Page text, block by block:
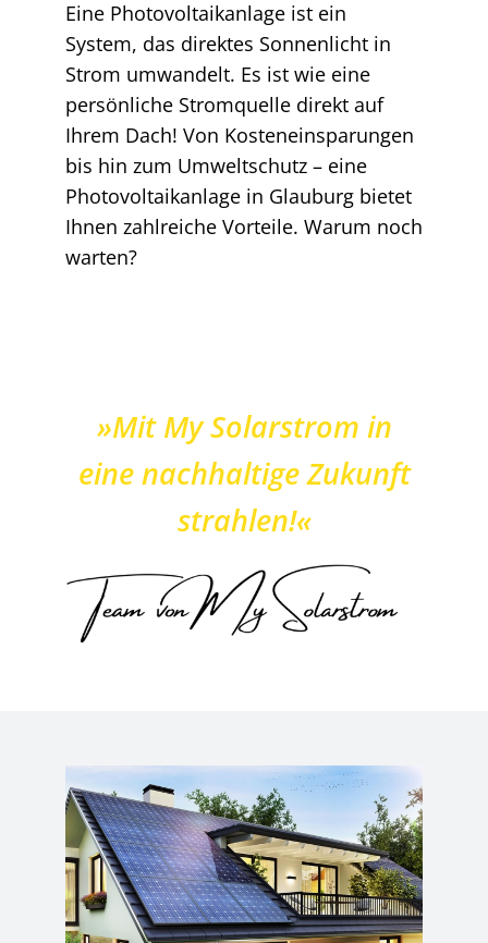
Eine Photovoltaikanlage ist ein
System, das direktes Sonnenlicht in
Strom umwandelt. Es ist wie eine
persönliche Stromquelle direkt auf
Ihrem Dach! Von Kosteneinsparungen
bis hin zum Umweltschutz – eine
Photovoltaikanlage in Glauburg bietet
Ihnen zahlreiche Vorteile. Warum noch
warten?
»Mit My Solarstrom in
eine nachhaltige Zukunft
strahlen!«